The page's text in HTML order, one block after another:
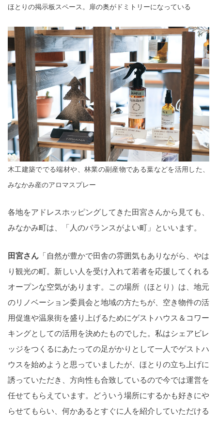
ほとりの掲示板スペース。扉の奥がドミトリーになっている
木工建築ででる端材や、林業の副産物である葉などを活用した、
みなかみ産のアロマスプレー
各地をアドレスホッピングしてきた田宮さんから見ても、
みなかみ町は、「人のバランスがよい町」といいます。
田宮さん 「自然が豊かで田舎の雰囲気もありながら、やは
り観光の町。新しい人を受け入れて若者を応援してくれる
オープンな空気があります。この場所（ほとり）は、地元
のリノベーション委員会と地域の方たちが、空き物件の活
用促進や温泉街を盛り上げるためにゲストハウス＆コワー
キングとしての活用を決めたものでした。私はシェアビレ
ッジをつくるにあたっての足がかりとして一人でゲストハ
ウスを始めようと思っていましたが、ほとりの立ち上げに
誘っていただき、方向性も合致しているので今では運営を
任せてもらえています。どういう場所にするかも好きにや
らせてもらい、何かあるとすぐに人を紹介していただける